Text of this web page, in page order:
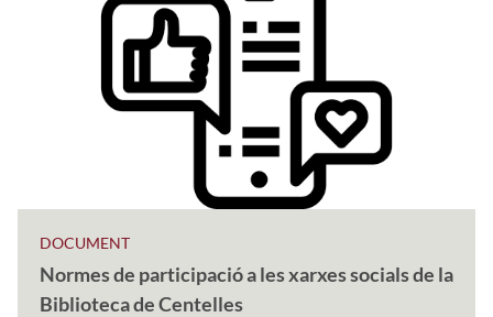
DOCUMENT
Normes de participació a les xarxes socials de la
Biblioteca de Centelles